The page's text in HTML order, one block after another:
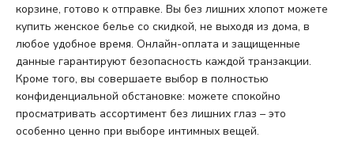
корзине, готово к отправке. Вы без лишних хлопот можете
купить женское белье со скидкой, не выходя из дома, в
любое удобное время. Онлайн-оплата и защищенные
данные гарантируют безопасность каждой транзакции.
Кроме того, вы совершаете выбор в полностью
конфиденциальной обстановке: можете спокойно
просматривать ассортимент без лишних глаз – это
особенно ценно при выборе интимных вещей.